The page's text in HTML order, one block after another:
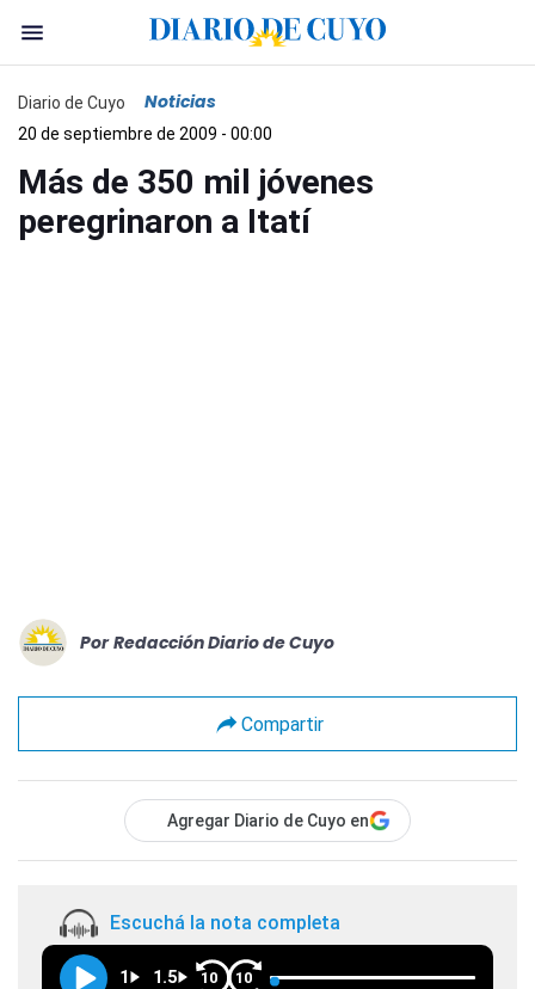
Diario de Cuyo Noticias
20 de septiembre de 2009 - 00:00
Más de 350 mil jóvenes
peregrinaron a Itatí
Por Redacción Diario de Cuyo
Compartir
Agregar Diario de Cuyo en
Escuchá la nota completa
1 1.5 10 10